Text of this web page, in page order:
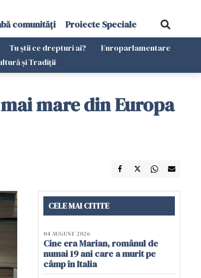
comunități Proiecte Speciale
Tu știi ce drepturi ai?
Europarlamentare
și Tradiții
mare din Europa
CELE MAI CITITE
04 AUGUST 2026
Cine era Marian, românul de
numai 19 ani care a murit pe
câmp în Italia